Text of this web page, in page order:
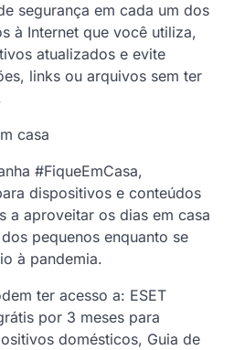
segurança em cada um dos
à Internet que você utiliza,
atualizados e evite
links ou arquivos sem ter
casa
#FiqueEmCasa,
dispositivos e conteúdos
a aproveitar os dias em casa
pequenos enquanto se
à pandemia.
ter acesso a: ESET
por 3 meses para
domésticos, Guia de